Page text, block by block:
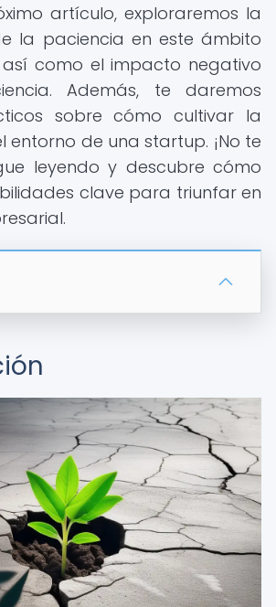
artículo, exploraremos la
la paciencia en este ámbito
como el impacto negativo
Además, te daremos
sobre cómo cultivar la
entorno de una startup. ¡No te
leyendo y descubre cómo
clave para triunfar en